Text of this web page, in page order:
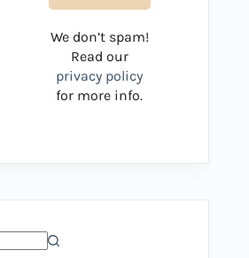
We don’t spam!
Read our
privacy policy
for more info.